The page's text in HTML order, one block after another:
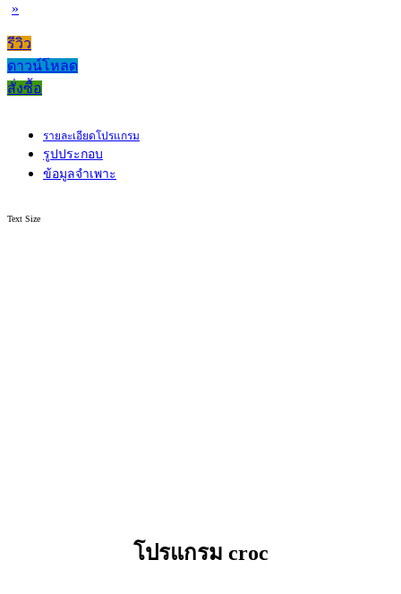
»
รีวิว
ดาวน์โหลด
สั่งซื้อ
รายละเอียดโปรแกรม
รูปประกอบ
ข้อมูลจำเพาะ
Text Size
โปรแกรม croc